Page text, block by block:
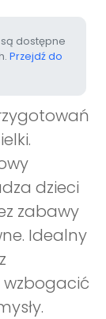
dostępne
Przejdź do
dzieci
zabawy
Idealny